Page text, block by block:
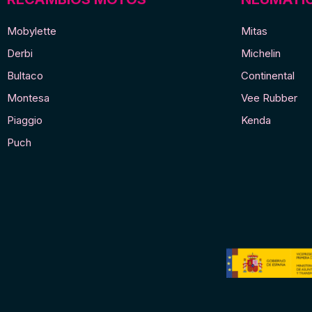
Mobylette
Derbi
Bultaco
Montesa
Piaggio
Puch
Mitas
Michelin
Continental
Vee Rubber
Kenda